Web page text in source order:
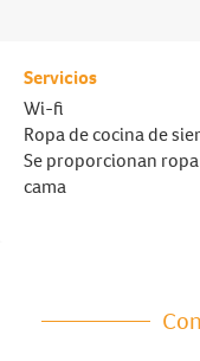
Servicios
Wi-fi
Ropa de cocina de
Se proporcionan
cama